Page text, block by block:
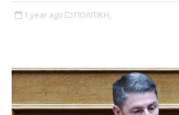
1 year ago ΠΟΛΙΤΙΚΗ,